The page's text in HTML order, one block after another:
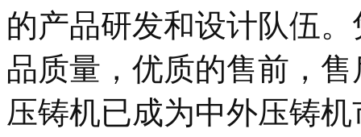
的产品研发和设计队伍
品质量，优质的售前，
压铸机已成为中外压铸